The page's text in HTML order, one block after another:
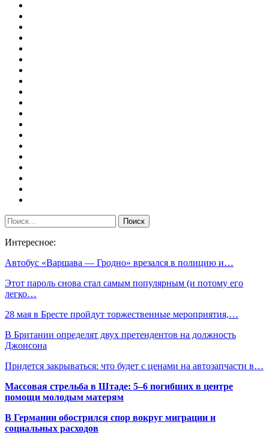
Интересное:
Автобус «Варшава — Гродно» врезался в полицию и…
Этот пароль снова стал самым популярным (и потому его
легко…
28 мая в Бресте пройдут торжественные мероприятия,…
В Британии определят двух претендентов на должность
Джонсона
Придется закрываться: что будет с ценами на автозапчасти в…
Массовая стрельба в Штаде: 5–6 погибших в центре
помощи молодым матерям
В Германии обострился спор вокруг миграции и
социальных расходов